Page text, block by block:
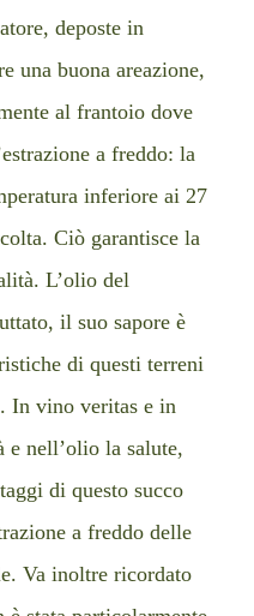
deposte in
una buona areazione,
al frantoio dove
a freddo: la
inferiore ai 27
Ciò garantisce la
L’olio del
il suo sapore è
di questi terreni
In vino veritas e in
e nell’olio la salute,
di questo succo
a freddo delle
Va inoltre ricordato